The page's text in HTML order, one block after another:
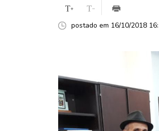
postado em 16/10/2018